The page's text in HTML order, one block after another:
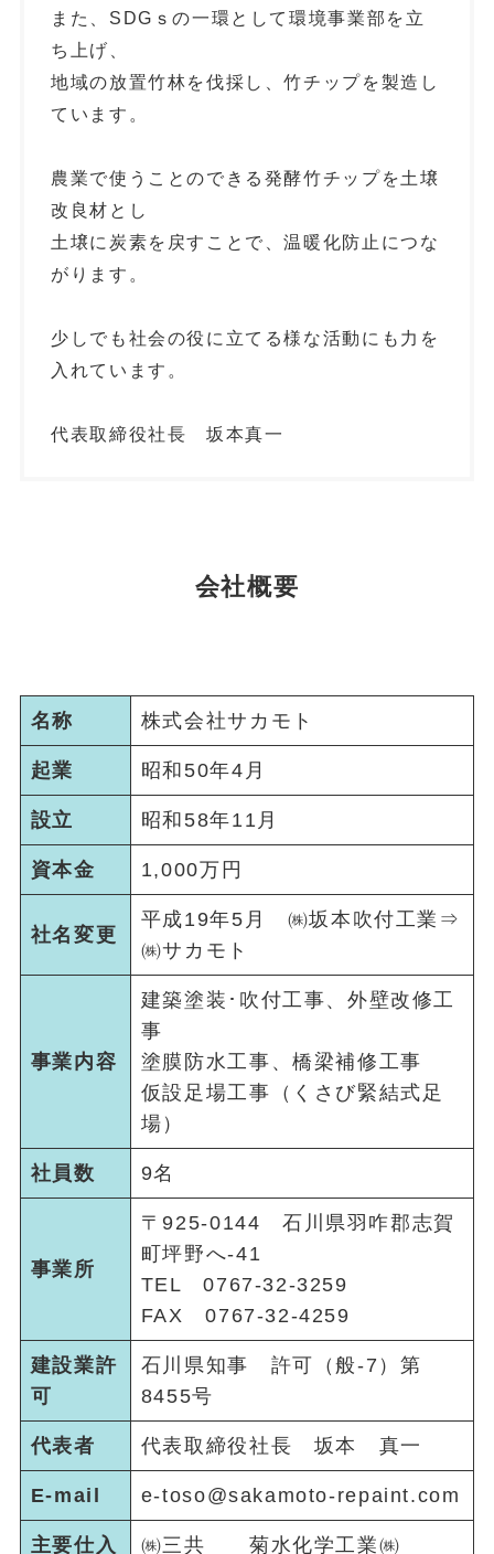
また、SDGｓの一環として環境事業部を立
ち上げ、
地域の放置竹林を伐採し、竹チップを製造し
ています。
農業で使うことのできる発酵竹チップを土壌
改良材とし
土壌に炭素を戻すことで、温暖化防止につな
がります。
少しでも社会の役に立てる様な活動にも力を
入れています。
代表取締役社長 坂本真一
会社概要
名称 株式会社サカモト
起業 昭和50年4月
設立 昭和58年11月
資本金 1,000万円
社名変更
平成19年5月 ㈱坂本吹付工業⇒
㈱サカモト
事業内容
建築塗装･吹付工事、外壁改修工
事
塗膜防水工事、橋梁補修工事
仮設足場工事（くさび緊結式足
場）
社員数 9名
事業所
〒925-0144 石川県羽咋郡志賀
町坪野へ-41
TEL 0767-32-3259
FAX 0767-32-4259
建設業許
可
石川県知事 許可（般‐7）第
8455号
代表者 代表取締役社長 坂本 真一
E-mail e-toso@sakamoto-repaint.com
主要仕入 ㈱三共 菊水化学工業㈱